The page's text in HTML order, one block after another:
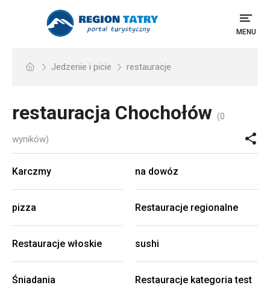
MENU
Jedzenie i picie restauracje
restauracja Chochołów (0
wyników)
Karczmy na dowóz
pizza Restauracje regionalne
Restauracje włoskie sushi
Śniadania Restauracje kategoria test